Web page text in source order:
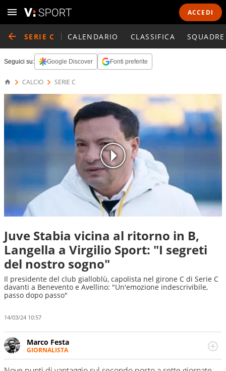
ACCEDI
SERIE C CALENDARIO CLASSIFICA SQUADRE
Seguici su: Google Discover Fonti preferite
CALCIO SERIE C
Juve Stabia vicina al ritorno in B,
Langella a Virgilio Sport: "I segreti
del nostro sogno"
Il presidente del club gialloblù, capolista nel girone C di Serie C
davanti a Benevento e Avellino: "Un'emozione indescrivibile,
passo dopo passo"
14/03/24 10:57
Marco Festa
GIORNALISTA
Frequentatore di stadi ed esperto di calcio, ama
agganciare e far domande a idoli e futuri campioni. Anzi,